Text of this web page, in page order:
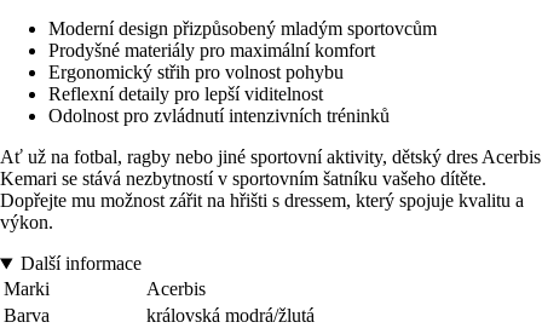
Moderní design přizpůsobený mladým sportovcům
Prodyšné materiály pro maximální komfort
Ergonomický střih pro volnost pohybu
Reflexní detaily pro lepší viditelnost
Odolnost pro zvládnutí intenzivních tréninků
Ať už na fotbal, ragby nebo jiné sportovní aktivity, dětský dres Acerbis
Kemari se stává nezbytností v sportovním šatníku vašeho dítěte.
Dopřejte mu možnost zářit na hřišti s dressem, který spojuje kvalitu a
výkon.
Další informace
Marki
Acerbis
Barva
královská modrá/žlutá